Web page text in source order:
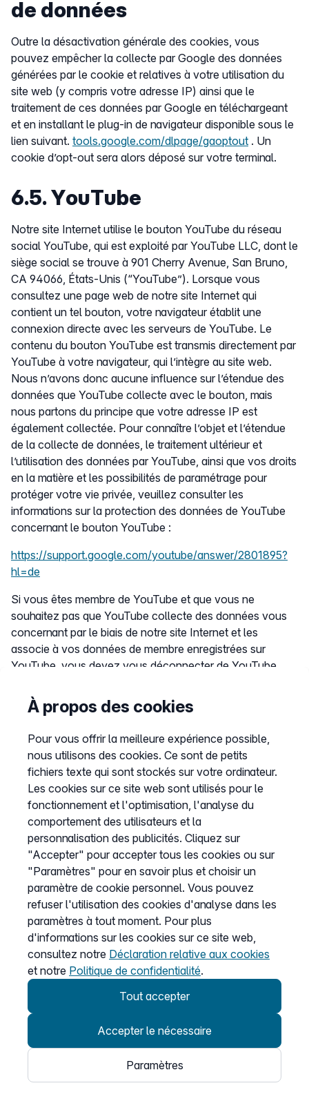
de données
Outre la désactivation générale des cookies, vous
pouvez empêcher la collecte par Google des données
générées par le cookie et relatives à votre utilisation du
site web (y compris votre adresse IP) ainsi que le
traitement de ces données par Google en téléchargeant
et en installant le plug-in de navigateur disponible sous le
lien suivant. tools.google.com/dlpage/gaoptout . Un
cookie d’opt-out sera alors déposé sur votre terminal.
6.5. YouTube
Notre site Internet utilise le bouton YouTube du réseau
social YouTube, qui est exploité par YouTube LLC, dont le
siège social se trouve à 901 Cherry Avenue, San Bruno,
CA 94066, États-Unis (“YouTube”). Lorsque vous
consultez une page web de notre site Internet qui
contient un tel bouton, votre navigateur établit une
connexion directe avec les serveurs de YouTube. Le
contenu du bouton YouTube est transmis directement par
YouTube à votre navigateur, qui l’intègre au site web.
Nous n’avons donc aucune influence sur l’étendue des
données que YouTube collecte avec le bouton, mais
nous partons du principe que votre adresse IP est
également collectée. Pour connaître l’objet et l’étendue
de la collecte de données, le traitement ultérieur et
l’utilisation des données par YouTube, ainsi que vos droits
en la matière et les possibilités de paramétrage pour
protéger votre vie privée, veuillez consulter les
informations sur la protection des données de YouTube
concernant le bouton YouTube :
https://support.google.com/youtube/answer/2801895?
hl=de
Si vous êtes membre de YouTube et que vous ne
souhaitez pas que YouTube collecte des données vous
concernant par le biais de notre site Internet et les
associe à vos données de membre enregistrées sur
YouTube, vous devez vous déconnecter de YouTube
6.6. Re-Marketing
Easybell n’utilise pas de re-marketing sur
www.easybell.com.
6.7. Médias sociaux
Pour des raisons de protection des données, nous
n’intégrons pas de plugins sociaux directement dans
notre site web. Lorsque vous consultez nos pages,
aucune donnée n’est donc transmise à des services de
médias sociaux tels que Facebook, X, XING ou Google+.
La création d’un profil par des tiers est donc exclue.
6.8. Polices web d’Adobe
Typekit et de Google
Ce site utilise des polices web, appelées Web Fonts,
mises à disposition par Adobe Typekit et Google Web
Fonts pour l’affichage uniforme des polices. Lorsque
vous consultez une page, votre navigateur charge les
À propos des cookies
Pour vous offrir la meilleure expérience possible,
nous utilisons des cookies. Ce sont de petits
fichiers texte qui sont stockés sur votre ordinateur.
Les cookies sur ce site web sont utilisés pour le
fonctionnement et l'optimisation, l'analyse du
comportement des utilisateurs et la
personnalisation des publicités. Cliquez sur
"Accepter" pour accepter tous les cookies ou sur
"Paramètres" pour en savoir plus et choisir un
paramètre de cookie personnel. Vous pouvez
refuser l'utilisation des cookies d'analyse dans les
paramètres à tout moment. Pour plus
d'informations sur les cookies sur ce site web,
consultez notre Déclaration relative aux cookies
et notre Politique de confidentialité.
Tout accepter
Accepter le nécessaire
Paramètres